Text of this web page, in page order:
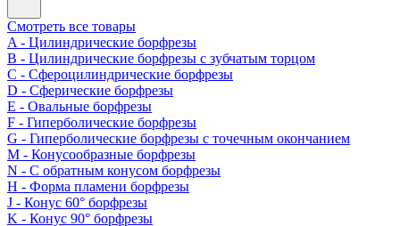
Смотреть все товары
A - Цилиндрические борфрезы
B - Цилиндрические борфрезы с зубчатым торцом
C - Сфероцилиндрические борфрезы
D - Сферические борфрезы
E - Овальные борфрезы
F - Гиперболические борфрезы
G - Гиперболические борфрезы с точечным окончанием
M - Конусообразные борфрезы
N - С обратным конусом борфрезы
H - Форма пламени борфрезы
J - Конус 60° борфрезы
K - Конус 90° борфрезы